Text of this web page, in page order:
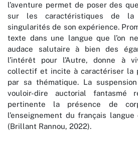
l’aventure permet de poser des
sur les caractéristiques de
singularités de son expérience.
texte dans une langue que l’on
audace salutaire à bien des
l’intérêt pour l’Autre, donne à
collectif et incite à caractériser la
par sa thématique. La suspension
vouloir-dire auctorial fantasmé
pertinente la présence de
l’enseignement du français
(Brillant Rannou, 2022).